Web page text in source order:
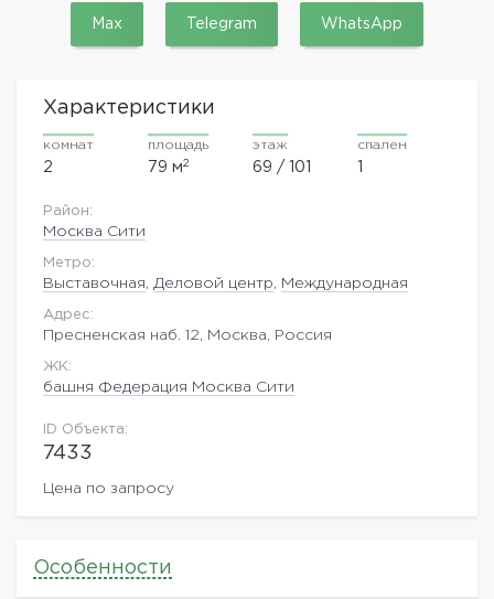
Max Telegram WhatsApp
Характеристики
комнат
2
площадь
79 м2
этаж
69 / 101
спален
1
Район:
Москва Сити
Метро:
Выставочная Деловой центр Международная
Адрес:
Пресненская наб. 12, Москва, Россия
ЖK:
башня Федерация Москва Сити
ID Объекта:
7433
Цена по запросу
Особенности